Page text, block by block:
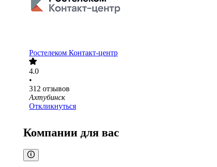
Ростелеком Контакт-центр
4.0
•
312 отзывов
Ахтубинск
Откликнуться
Компании для вас